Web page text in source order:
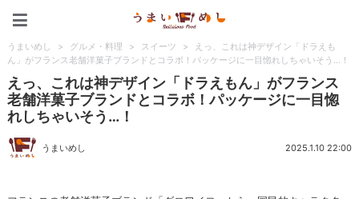
うまいめし > グルメ・料理 > スイーツ >
えっ、これは神デザイン「ドラえも
ん」がフランス老舗洋菓子ブランドとコラボ！パッケージに一目惚れしちゃいそう…！
えっ、これは神デザイン「ドラえもん」がフランス
老舗洋菓子ブランドとコラボ！パッケージに一目惚
れしちゃいそう…！
うまいめし 2025.1.10 22:00